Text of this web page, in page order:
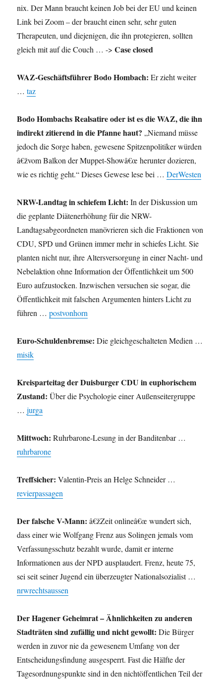
nix. Der Mann braucht keinen Job bei der EU und keinen
Link bei Zoom – der braucht einen sehr, sehr guten
Therapeuten, und diejenigen, die ihn protegieren, sollten
gleich mit auf die Couch … ->Case closed
WAZ-Geschäftsführer Bodo Hombach: Er zieht weiter
…taz
Bodo Hombachs Realsatire oder ist es die WAZ, die ihn
indirekt zitierend in die Pfanne haut? „Niemand müsse
jedoch die Sorge haben, gewesene Spitzenpolitiker würden
â€žvom Balkon der Muppet-Showâ€œ herunter dozieren,
wie es richtig geht.“ Dieses Gewese lese bei …DerWesten
NRW-Landtag in schiefem Licht: In der Diskussion um
die geplante Diätenerhöhung für die NRW-
Landtagsabgeordneten manövrieren sich die Fraktionen von
CDU, SPD und Grünen immer mehr in schiefes Licht. Sie
planten nicht nur, ihre Altersversorgung in einer Nacht- und
Nebelaktion ohne Information der Öffentlichkeit um 500
Euro aufzustocken. Inzwischen versuchen sie sogar, die
Öffentlichkeit mit falschen Argumenten hinters Licht zu
führen …postvonhorn
Euro-Schuldenbremse: Die gleichgeschalteten Medien …
misik
Kreisparteitag der Duisburger CDU in euphorischem
Zustand: Über die Psychologie einer Außenseitergruppe
…jurga
Mittwoch: Ruhrbarone-Lesung in der Banditenbar …
ruhrbarone
Treffsicher: Valentin-Preis an Helge Schneider …
revierpassagen
Der falsche V-Mann: â€žZeit onlineâ€œ wundert sich,
dass einer wie Wolfgang Frenz aus Solingen jemals vom
Verfassungsschutz bezahlt wurde, damit er interne
Informationen aus der NPD ausplaudert. Frenz, heute 75,
sei seit seiner Jugend ein überzeugter Nationalsozialist …
nrwrechtsaussen
Der Hagener Geheimrat – Ähnlichkeiten zu anderen
Stadträten sind zufällig und nicht gewollt: Die Bürger
werden in zuvor nie da gewesenem Umfang von der
Entscheidungsfindung ausgesperrt. Fast die Hälfte der
Tagesordnungspunkte sind in den nichtöffentlichen Teil der